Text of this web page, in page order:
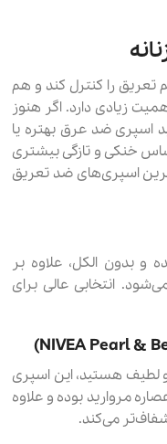
را کنترل کند و هم
زیادی دارد. اگر هنوز
اسپری ضد عرق بهتره یا
خنکی و تازگی بیشتری
اسپری‌های ضد تعریق
و بدون الکل، علاوه بر
انتخابی عالی برای
لطیف هستید، این اسپری
مروارید بوده و علاوه
می‌کند.